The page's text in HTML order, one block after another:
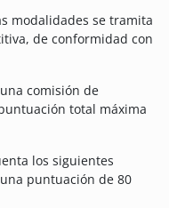
modalidades se tramita
de conformidad con
comisión de
total máxima
los siguientes
puntuación de 80